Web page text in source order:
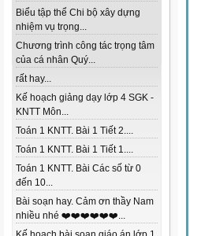
Biểu tập thể Chi bộ xây dựng
nhiệm vụ trọng...
Chương trình công tác trọng tâm
của cá nhân Quý...
rất hay...
Kế hoạch giảng dạy lớp 4 SGK -
KNTT Môn...
Toán 1 KNTT. Bài 1 Tiết 2....
Toán 1 KNTT. Bài 1 Tiết 1....
Toán 1 KNTT. Bài Các số từ 0
đến 10...
Bài soạn hay. Cảm ơn thầy Nam
nhiều nhé ❤️❤️❤️❤️❤️❤️...